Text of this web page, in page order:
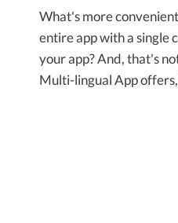
What's more
entire app with a single
your app? And, that's
Multi-lingual App